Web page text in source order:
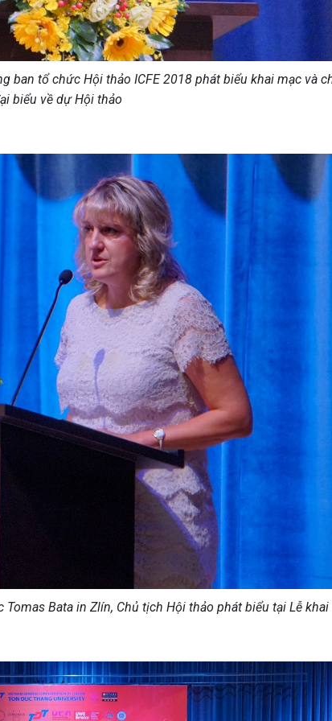
ban tổ chức Hội thảo ICFE 2018 phát biểu khai mạc và
biểu về dự Hội thảo
Bata in Zlín, Chủ tịch Hội thảo phát biểu tại Lễ khai